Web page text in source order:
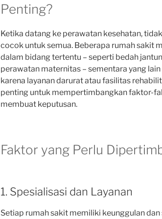
Penting?
Ketika datang ke perawatan kesehatan,
cocok untuk semua. Beberapa rumah sakit
dalam bidang tertentu – seperti bedah
perawatan maternitas – sementara yang
karena layanan darurat atau fasilitas
penting untuk mempertimbangkan faktor-
membuat keputusan.
Faktor yang Perlu
1. Spesialisasi dan Layanan
Setiap rumah sakit memiliki keunggulan